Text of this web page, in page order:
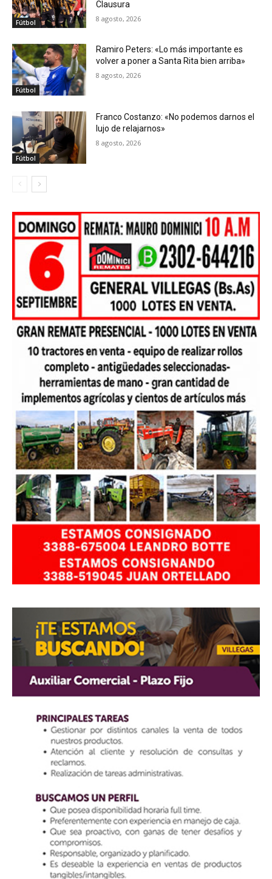
Fútbol
Clausura
8 agosto, 2026
Fútbol
Ramiro Peters: «Lo más importante es
volver a poner a Santa Rita bien arriba»
8 agosto, 2026
Fútbol
Franco Costanzo: «No podemos darnos el
lujo de relajarnos»
8 agosto, 2026